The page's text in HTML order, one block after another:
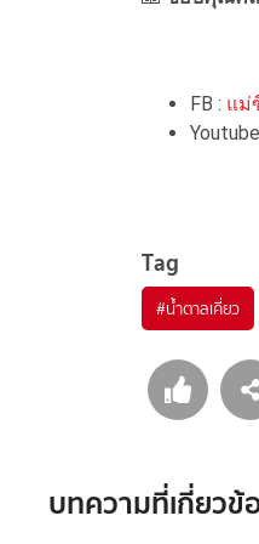
FB : แม่
Tag
#น้ำตาลเคี่ยว
บทความที่เกี่ยวข้